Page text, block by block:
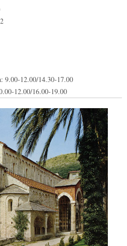
9.00-12.00/14.30-17.00
12.00/16.00-19.00